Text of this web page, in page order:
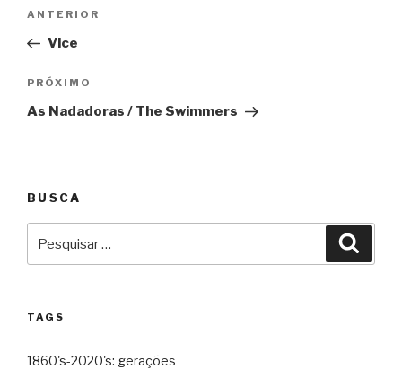
Post
Anterior
ANTERIOR
Vice
Próximo
PRÓXIMO
As Nadadoras / The Swimmers
BUSCA
TAGS
1860's-2020's: gerações